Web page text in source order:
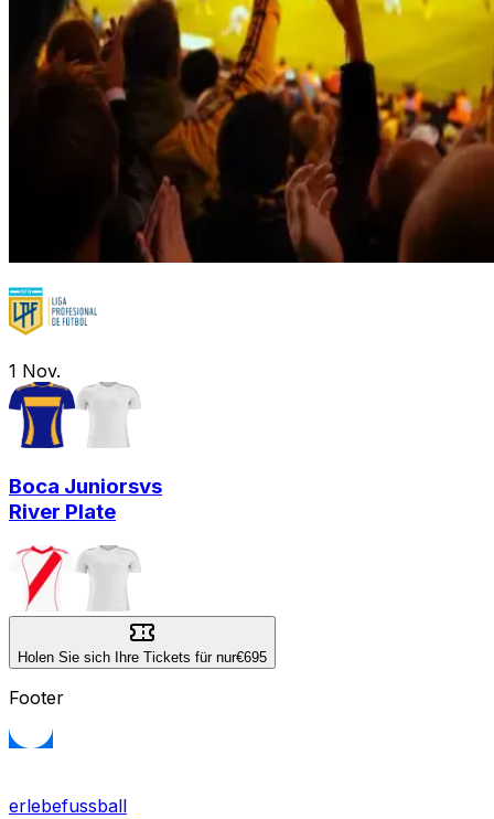
1 Nov.
Boca Juniorsvs
River Plate
Holen Sie sich Ihre Tickets für nur€695
Footer
erlebefussball